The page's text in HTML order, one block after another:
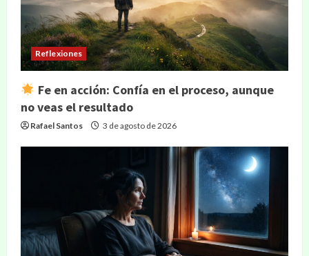
Reflexiones
Fe en acción: Confía en el proceso, aunque
no veas el resultado
Rafael Santos 3 de agosto de 2026